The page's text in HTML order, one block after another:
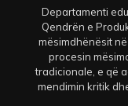
Departamenti
Qendrën e
mësimdhënësit
procesin
tradicionale, e që
mendimin kritik